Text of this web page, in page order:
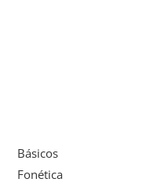
Básicos
Fonética